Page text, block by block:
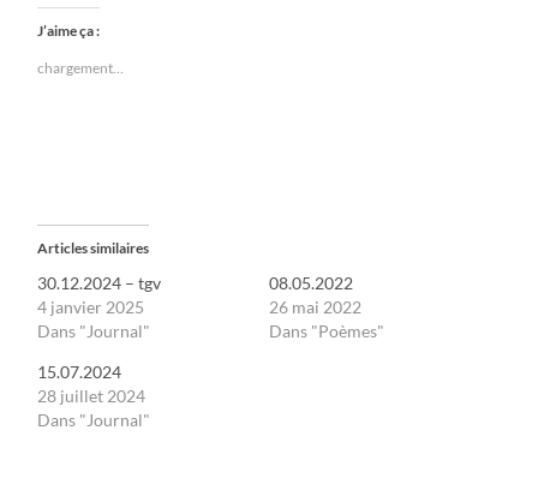
J’aime ça :
chargement…
Articles similaires
30.12.2024 – tgv
4 janvier 2025
Dans "Journal"
08.05.2022
26 mai 2022
Dans "Poèmes"
15.07.2024
28 juillet 2024
Dans "Journal"